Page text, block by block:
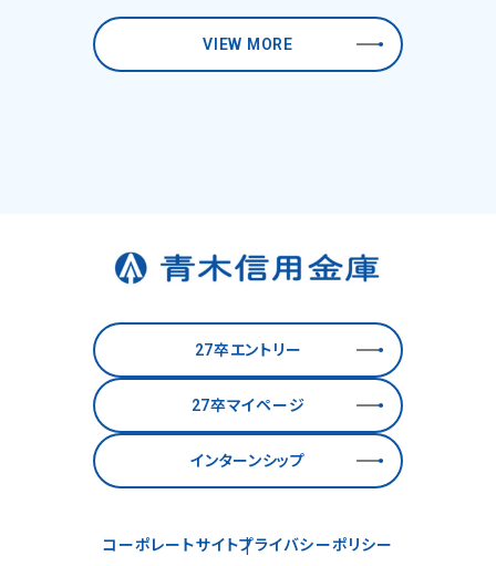
VIEW MORE
27卒エントリー
27卒マイページ
インターンシップ
コーポレートサイトプライバシーポリシー